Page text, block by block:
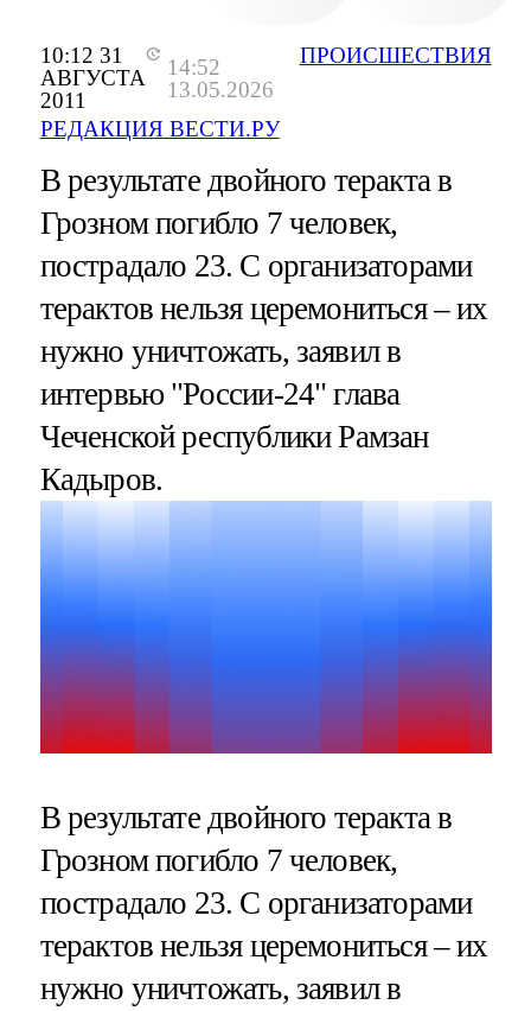
10:12 31
АВГУСТА
2011
14:52
13.05.2026
РЕДАКЦИЯ ВЕСТИ.РУ
ПРОИСШЕСТВИЯ
В результате двойного теракта в
Грозном погибло 7 человек,
пострадало 23. С организаторами
терактов нельзя церемониться – их
нужно уничтожать, заявил в
интервью "России-24" глава
Чеченской республики Рамзан
Кадыров.
В результате двойного теракта в
Грозном погибло 7 человек,
пострадало 23. С организаторами
терактов нельзя церемониться – их
нужно уничтожать, заявил в